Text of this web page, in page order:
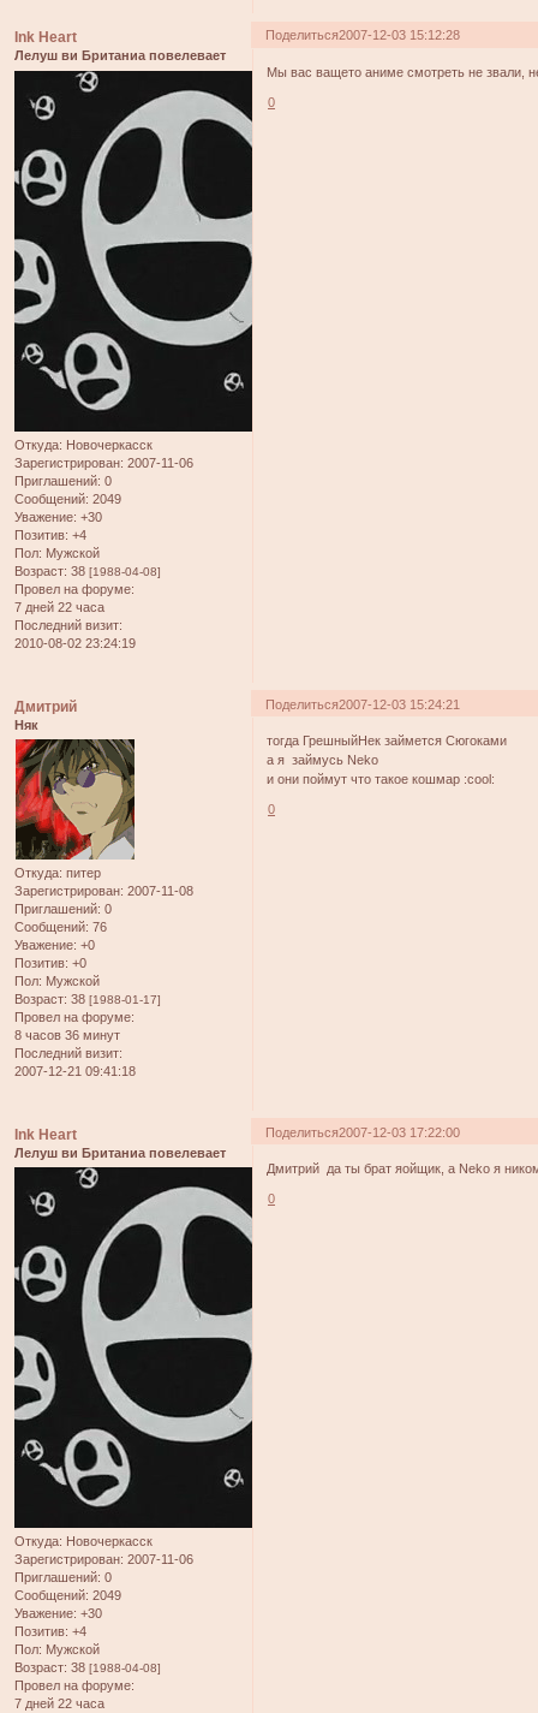
Поделиться2007-12-03 15:12:28
Ink Heart
Лелуш ви Британиа повелевает
Откуда: Новочеркасск
Зарегистрирован: 2007-11-06
Приглашений: 0
Сообщений: 2049
Уважение: +30
Позитив: +4
Пол: Мужской
Возраст: 38 [1988-04-08]
Провел на форуме:
7 дней 22 часа
Последний визит:
2010-08-02 23:24:19
Мы вас ващето аниме смотреть не звали,
0
Поделиться2007-12-03 15:24:21
Дмитрий
Няк
Откуда: питер
Зарегистрирован: 2007-11-08
Приглашений: 0
Сообщений: 76
Уважение: +0
Позитив: +0
Пол: Мужской
Возраст: 38 [1988-01-17]
Провел на форуме:
8 часов 36 минут
Последний визит:
2007-12-21 09:41:18
тогда ГрешныйНек займется Сюгоками
а я займусь Neko
и они поймут что такое кошмар :cool:
0
Поделиться2007-12-03 17:22:00
Ink Heart
Лелуш ви Британиа повелевает
Откуда: Новочеркасск
Зарегистрирован: 2007-11-06
Приглашений: 0
Сообщений: 2049
Уважение: +30
Позитив: +4
Пол: Мужской
Возраст: 38 [1988-04-08]
Провел на форуме:
7 дней 22 часа
Дмитрий да ты брат яойщик, а Neko я
0